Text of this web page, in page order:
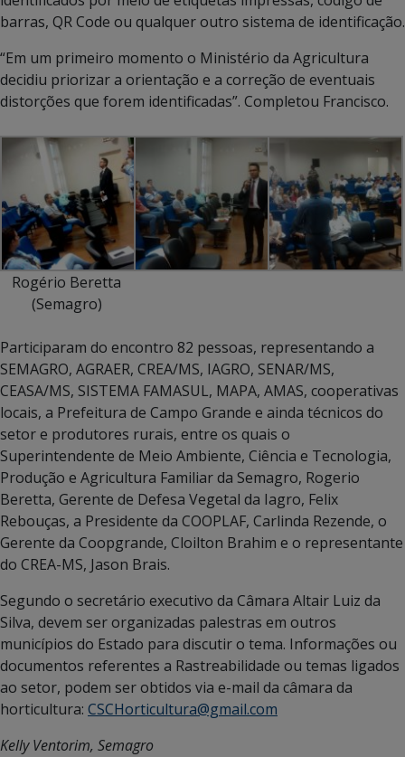
barras, QR Code ou qualquer outro sistema de identificação.
“Em um primeiro momento o Ministério da Agricultura
decidiu priorizar a orientação e a correção de eventuais
distorções que forem identificadas”. Completou Francisco.
Rogério Beretta
(Semagro)
Participaram do encontro 82 pessoas, representando a
SEMAGRO, AGRAER, CREA/MS, IAGRO, SENAR/MS,
CEASA/MS, SISTEMA FAMASUL, MAPA, AMAS, cooperativas
locais, a Prefeitura de Campo Grande e ainda técnicos do
setor e produtores rurais, entre os quais o
Superintendente de Meio Ambiente, Ciência e Tecnologia,
Produção e Agricultura Familiar da Semagro, Rogerio
Beretta, Gerente de Defesa Vegetal da Iagro, Felix
Rebouças, a Presidente da COOPLAF, Carlinda Rezende, o
Gerente da Coopgrande, Cloilton Brahim e o representante
do CREA-MS, Jason Brais.
Segundo o secretário executivo da Câmara Altair Luiz da
Silva, devem ser organizadas palestras em outros
municípios do Estado para discutir o tema. Informações ou
documentos referentes a Rastreabilidade ou temas ligados
ao setor, podem ser obtidos via e-mail da câmara da
horticultura: CSCHorticultura@gmail.com
Kelly Ventorim, Semagro